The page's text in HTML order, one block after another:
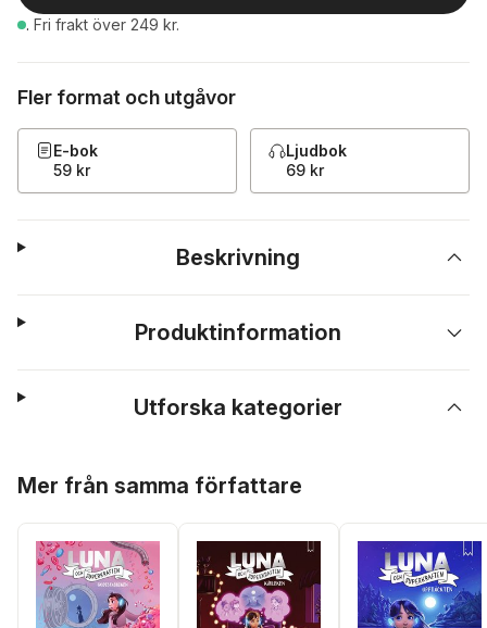
. Fri frakt över 249 kr.
Fler format och utgåvor
E-bok
59 kr
Ljudbok
69 kr
Beskrivning
Produktinformation
Utforska kategorier
Mer från samma författare